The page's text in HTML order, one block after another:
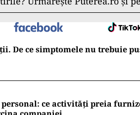
iar apoi, prin practică și
rundă. Tu când te înscrii?